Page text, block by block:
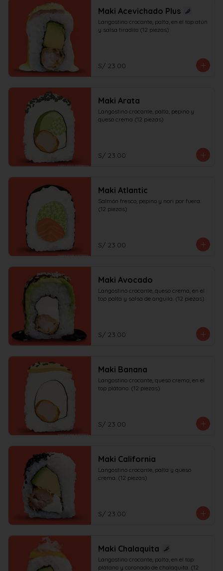
Maki Acevichado Plus
Langostino crocante, palta, en el top atún
y salsa tiradito (12 piezas)
S/ 23.00
Maki Arata
Langostino crocante, palta, pepino y
queso crema (12 piezas)
S/ 23.00
Maki Atlantic
Salmón fresco, pepino y nori por fuera.
(12 piezas)
S/ 23.00
Maki Avocado
Langostino crocante, queso crema, en el
top palta y salsa de anguila. (12 piezas)
S/ 23.00
Maki Banana
Langostino crocante, queso crema, en el
top plátano. (12 piezas)
S/ 23.00
Maki California
Langostino crocante, palta y queso
crema. (12 piezas)
S/ 23.00
Maki Chalaquita
Langostino crocante, palta, en el top
plátano y coronado de chalaquita. (12